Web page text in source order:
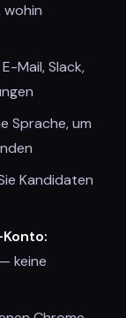
wohin
E-Mail, Slack,
Sprache, um
Kandidaten
keine